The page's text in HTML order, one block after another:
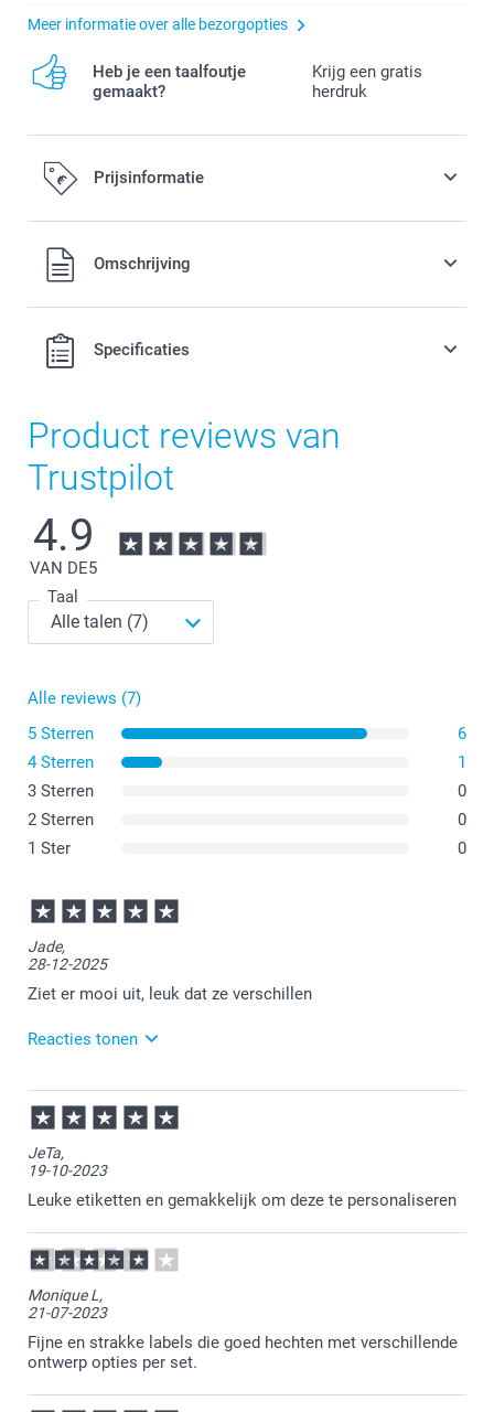
Meer informatie over alle bezorgopties
Heb je een taalfoutje
gemaakt?
Krijg een gratis
herdruk
Prijsinformatie
Alle prijzen zijn in EURO (€) inclusief BTW en exclusief
verzendkosten.Omschrijving
Specificaties
Product reviews van
Trustpilot
4.9
VAN DE5
Taal
Alle reviews (7)
5 Sterren
6
4 Sterren
1
3 Sterren
0
2 Sterren
0
1 Ster
0
Jade,
28-12-2025
Ziet er mooi uit, leuk dat ze verschillen
Reacties tonen
30-12-2025
11:13
Bedankt voor je bericht.
Veel plezier ervan!
Graag tot ziens op onze website.
JeTa,
19-10-2023
Leuke etiketten en gemakkelijk om deze te personaliseren
Monique L,
21-07-2023
Fijne en strakke labels die goed hechten met verschillende
ontwerp opties per set.